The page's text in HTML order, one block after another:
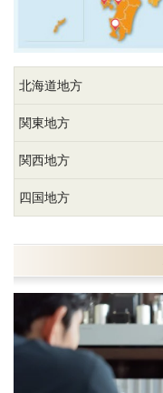
北海道地方
関東地方
関西地方
四国地方